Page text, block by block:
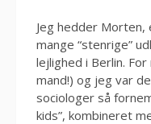
Jeg hedder
mange “stenrige”
lejlighed i Berlin.
mand!) og jeg var
sociologer så
kids”, kombineret